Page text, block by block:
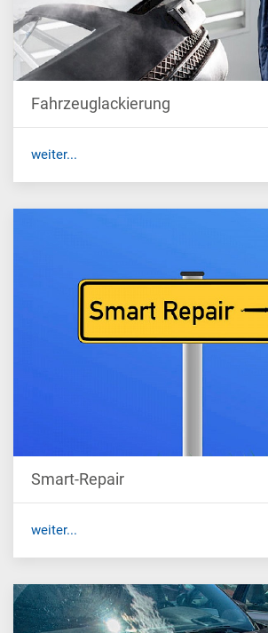
Fahrzeuglackierung
weiter...
Smart-Repair
weiter...